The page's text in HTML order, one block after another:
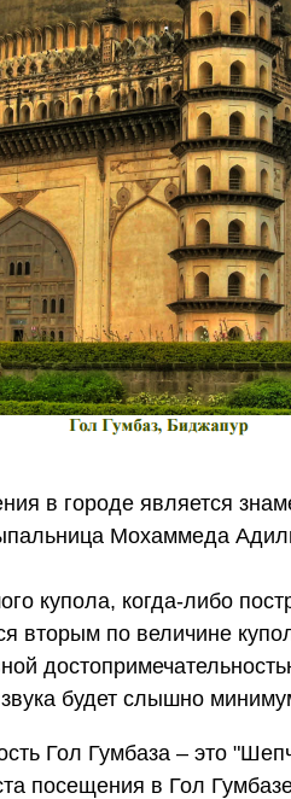
в городе является
Мохаммеда
купола, когда-либо
вторым по величине
будет слышно
Гол Гумбаза – это
посещения в Гол